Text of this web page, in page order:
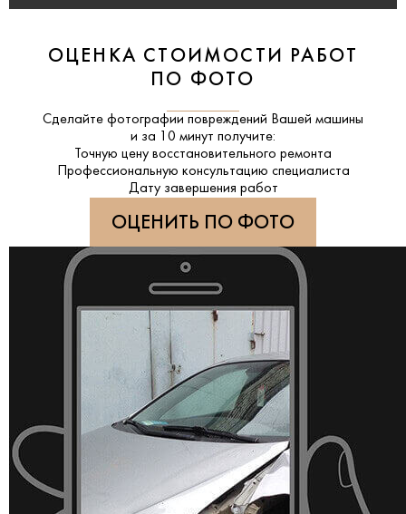
ОЦЕНКА СТОИМОСТИ РАБОТ
ПО ФОТО
Сделайте фотографии повреждений Вашей машины
и за 10 минут получите:
Точную цену восстановительного ремонта
Профессиональную консультацию специалиста
Дату завершения работ
ОЦЕНИТЬ ПО ФОТО